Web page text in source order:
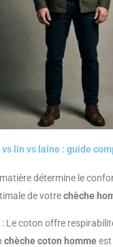
vs lin vs laine : guide
détermine le
de votrechèche
: Le coton offre
chèche coton hommeest